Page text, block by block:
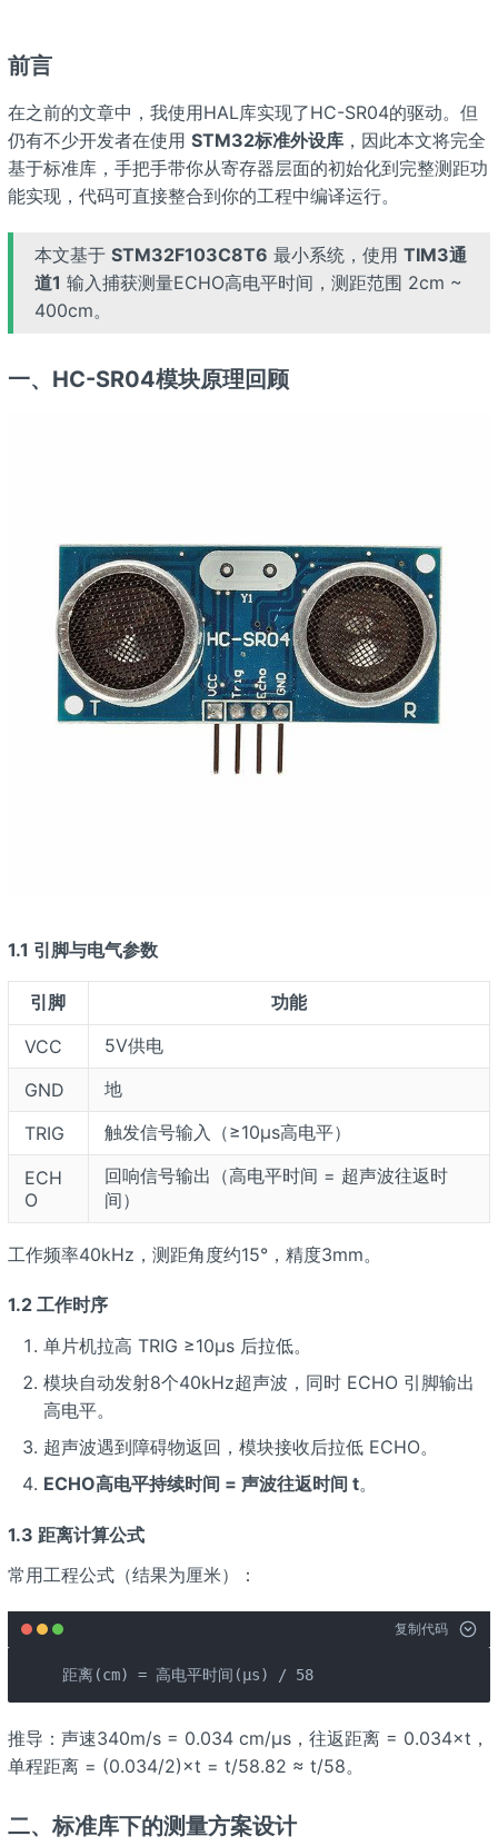
前言
在之前的文章中，我使用HAL库实现了HC-SR04的驱动。但
仍有不少开发者在使用 STM32标准外设库，因此本文将完全
基于标准库，手把手带你从寄存器层面的初始化到完整测距功
能实现，代码可直接整合到你的工程中编译运行。
本文基于 STM32F103C8T6 最小系统，使用 TIM3通
道1 输入捕获测量ECHO高电平时间，测距范围 2cm ~
400cm。
一、HC-SR04模块原理回顾
1.1 引脚与电气参数
引脚
功能
VCC
5V供电
GND
地
TRIG
触发信号输入（≥10μs高电平）
ECH
O
回响信号输出（高电平时间 = 超声波往返时
间）
工作频率40kHz，测距角度约15°，精度3mm。
1.2 工作时序
单片机拉高 TRIG ≥10μs 后拉低。
模块自动发射8个40kHz超声波，同时 ECHO 引脚输出
高电平。
超声波遇到障碍物返回，模块接收后拉低 ECHO。
ECHO高电平持续时间 = 声波往返时间 t。
1.3 距离计算公式
常用工程公式（结果为厘米）：
复制代码
距离(cm) = 高电平时间(μs) / 58
推导：声速340m/s = 0.034 cm/μs，往返距离 = 0.034×t，
单程距离 = (0.034/2)×t = t/58.82 ≈ t/58。
二、标准库下的测量方案设计